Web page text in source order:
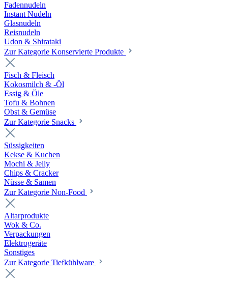
Fadennudeln
Instant Nudeln
Glasnudeln
Reisnudeln
Udon & Shirataki
Zur Kategorie Konservierte Produkte
Fisch & Fleisch
Kokosmilch & -Öl
Essig & Öle
Tofu & Bohnen
Obst & Gemüse
Zur Kategorie Snacks
Süssigkeiten
Kekse & Kuchen
Mochi & Jelly
Chips & Cracker
Nüsse & Samen
Zur Kategorie Non-Food
Altarprodukte
Wok & Co.
Verpackungen
Elektrogeräte
Sonstiges
Zur Kategorie Tiefkühlware